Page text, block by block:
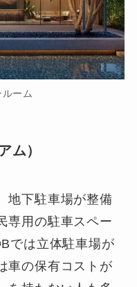
ーム
ム）
地下駐車場が整備
専用の駐車スペー
では立体駐車場が
車の保有コストが